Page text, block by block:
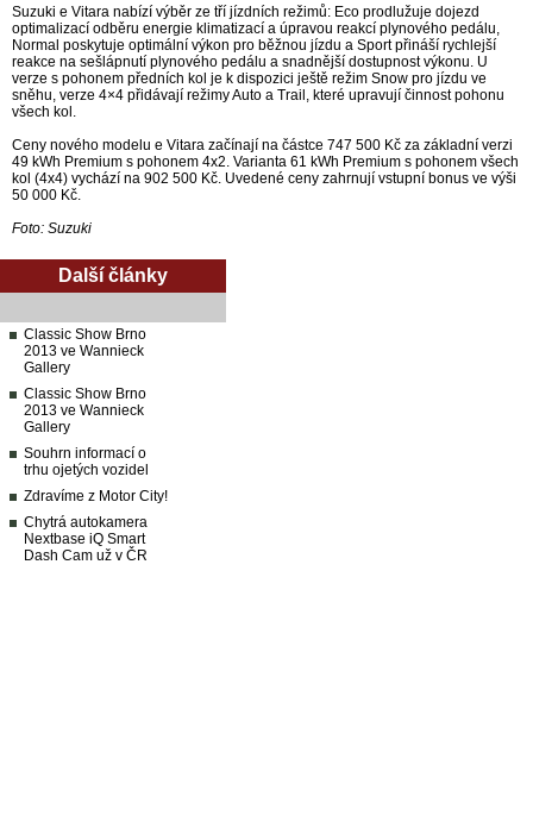
Suzuki e Vitara nabízí výběr ze tří jízdních režimů: Eco prodlužuje dojezd
optimalizací odběru energie klimatizací a úpravou reakcí plynového pedálu,
Normal poskytuje optimální výkon pro běžnou jízdu a Sport přináší rychlejší
reakce na sešlápnutí plynového pedálu a snadnější dostupnost výkonu. U
verze s pohonem předních kol je k dispozici ještě režim Snow pro jízdu ve
sněhu, verze 4×4 přidávají režimy Auto a Trail, které upravují činnost pohonu
všech kol.
Ceny nového modelu e Vitara začínají na částce 747 500 Kč za základní verzi
49 kWh Premium s pohonem 4x2. Varianta 61 kWh Premium s pohonem všech
kol (4x4) vychází na 902 500 Kč. Uvedené ceny zahrnují vstupní bonus ve výši
50 000 Kč.
Foto: Suzuki
Další články
Classic Show Brno
2013 ve Wannieck
Gallery
Classic Show Brno
2013 ve Wannieck
Gallery
Souhrn informací o
trhu ojetých vozidel
Zdravíme z Motor City!
Chytrá autokamera
Nextbase iQ Smart
Dash Cam už v ČR